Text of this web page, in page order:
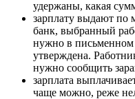
удержаны, какая
зарплату выдают по
банк, выбранный
нужно в письменном
утверждена.
нужно сообщить
зарплата
чаще можно, реже